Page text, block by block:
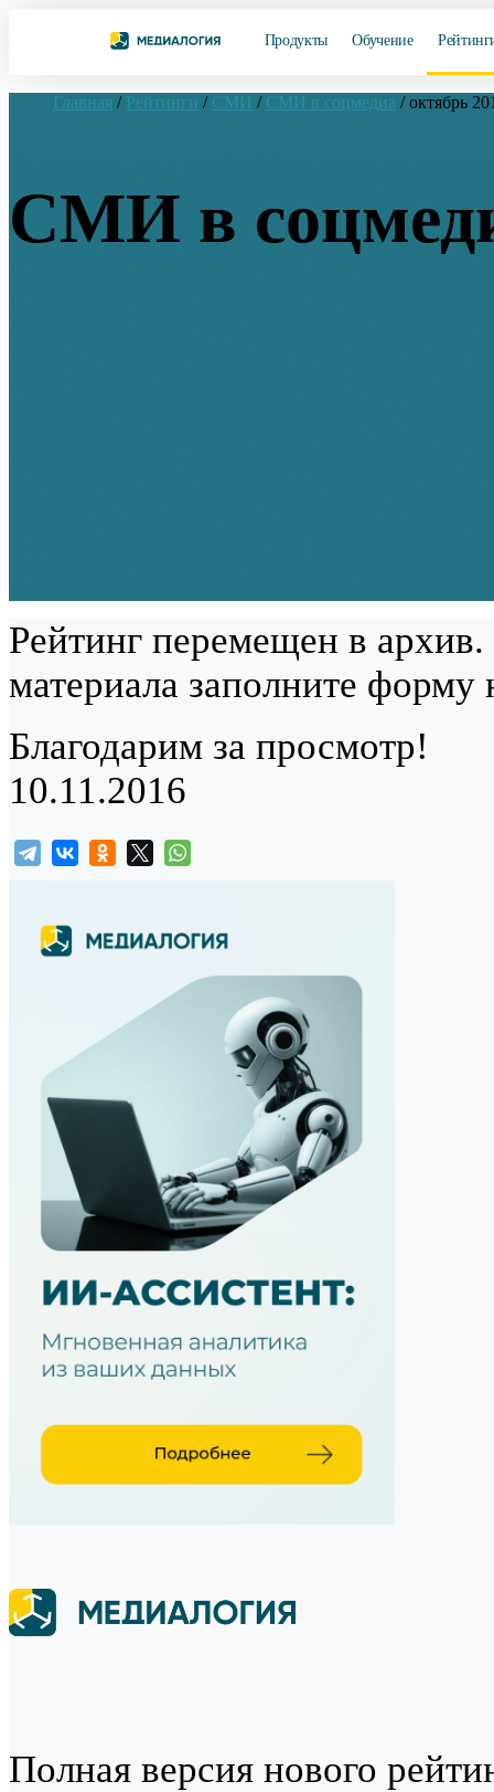
Продукты Обучение
Главная / Рейтинги / СМИ / СМИ в соцмедиа / октябрь
СМИ в
Рейтинг перемещен в
материала заполните форму
Благодарим за просмотр!
10.11.2016
Полная версия нового